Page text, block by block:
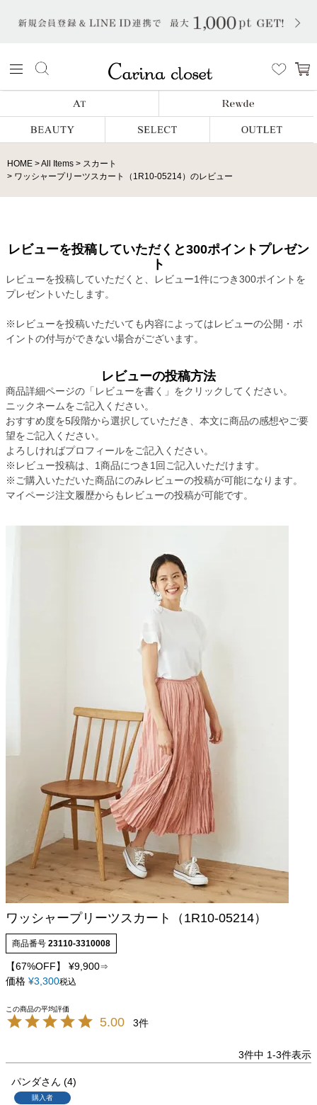
HOME All Items
スカート
ワッシャープリーツスカート（1R10-05214）のレビュー
レビューを投稿していただくと300ポイントプレゼン
ト
レビューを投稿していただくと、レビュー1件につき300ポイントを
プレゼントいたします。
※レビューを投稿いただいても内容によってはレビューの公開・ポ
イントの付与ができない場合がございます。
レビューの投稿方法
商品詳細ページの「レビューを書く」をクリックしてください。
ニックネームをご記入ください。
おすすめ度を5段階から選択していただき、本文に商品の感想やご要
望をご記入ください。
よろしければプロフィールをご記入ください。
※レビュー投稿は、1商品につき1回ご記入いただけます。
※ご購入いただいた商品にのみレビューの投稿が可能になります。
マイページ注文履歴からもレビューの投稿が可能です。
ワッシャープリーツスカート（1R10-05214）
商品番号 23110-3310008
【67%OFF】 ¥9,900⇒
価格 ¥3,300税込
5.00 3
3件中 1-3件表示
パンダ 4
購入者